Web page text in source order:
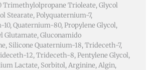
Trimethylolpropane Trioleate, Glycol
Stearate, Polyquaternium-7,
Quaternium-80, Propylene Glycol,
Glutamate, Gluconamido
Silicone Quaternium-18, Trideceth-7,
12, Trideceth-8, Pentylene Glycol,
Lactate, Sorbitol, Arginine, Algin,